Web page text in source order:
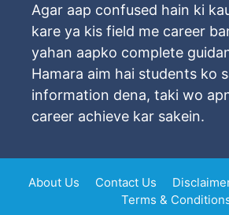
Agar aap confused hain ki
kare ya kis field me career
yahan aapko complete
Hamara aim hai students ko
information dena, taki wo
career achieve kar sakein.
About Us Contact Us
Terms &